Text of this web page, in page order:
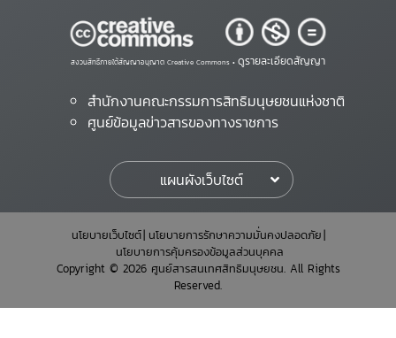
สงวนสิทธิ์ภายใต้สัญญาอนุญาต Creative Commons • ดูรายละเอียดสัญญา
สำนักงานคณะกรรมการสิทธิมนุษยชนแห่งชาติ
ศูนย์ข้อมูลข่าวสารของทางราชการ
แผนผังเว็บไซต์
นโยบายเว็บไซต์ นโยบายการรักษาความมั่นคงปลอดภัย
นโยบายการคุ้มครองข้อมูลส่วนบุคคล
Copyright © 2026 ศูนย์สารสนเทศสิทธิมนุษยชน. All Rights
Reserved.